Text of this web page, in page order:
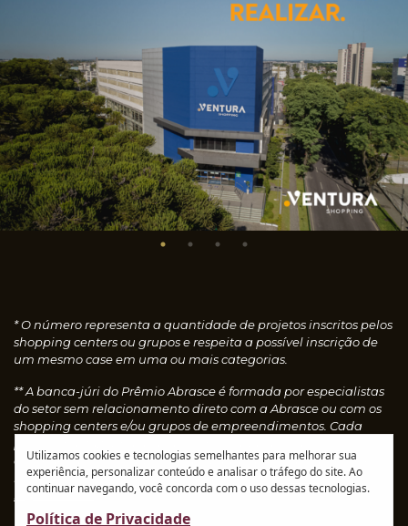
* O número representa a quantidade de projetos inscritos pelos
shopping centers ou grupos e respeita a possível inscrição de
um mesmo case em uma ou mais categorias.
** A banca-júri do Prêmio Abrasce é formada por especialistas
do setor sem relacionamento direto com a Abrasce ou com os
shopping centers e/ou grupos de empreendimentos. Cada
concedendo notas, que são calculadas automaticamente e
resultam nos vencedores de cada categoria.Leia o
regulamento
Utilizamos cookies e tecnologias semelhantes para melhorar sua
experiência, personalizar conteúdo e analisar o tráfego do site. Ao
continuar navegando, você concorda com o uso dessas tecnologias.
Política de Privacidade